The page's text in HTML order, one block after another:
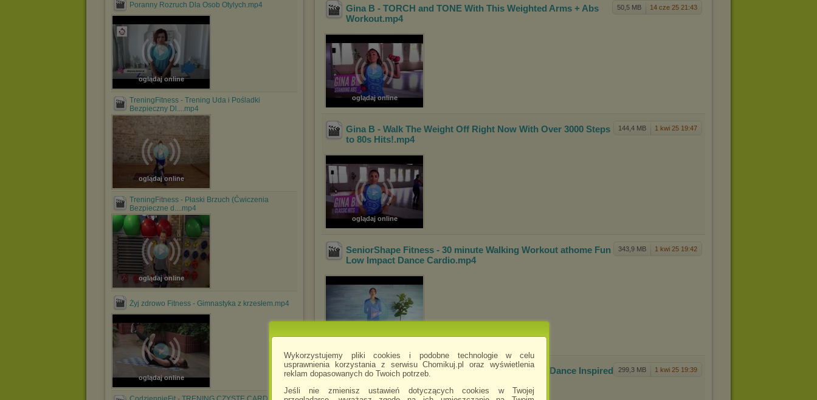
Wykorzystujemy pliki cookies i podobne technologie w celu
usprawnienia korzystania z serwisu Chomikuj.pl oraz wyświetlenia
reklam dopasowanych do Twoich potrzeb.
Jeśli nie zmienisz ustawień dotyczących cookies w Twojej
Poranny Rozruch Dla Osob Otylych.mp4
oglądaj online
TreningFitness - Trening Uda i Pośladki
Bezpieczny Dl....mp4
oglądaj online
TreningFitness - Płaski Brzuch (Ćwiczenia
Bezpieczne d....mp4
oglądaj online
Żyj zdrowo Fitness - Gimnastyka z krzesłem.mp4
oglądaj online
50,5 MB 14 cze 25 21:43
Gina B - TORCH and TONE With This Weighted Arms + Abs
Workout.mp4
oglądaj online
144,4 MB 1 kwi 25 19:47
Gina B - Walk The Weight Off Right Now With Over 3000 Steps
to 80s Hits!.mp4
oglądaj online
343,9 MB 1 kwi 25 19:42
SeniorShape Fitness - 30 minute Walking Workout athome Fun
Low Impact Dance Cardio.mp4
299,3 MB 1 kwi 25 19:39
SeniorShape Fitness - Walking Workout & Latin Dance Inspired
Exercises for Beginners & Seniors